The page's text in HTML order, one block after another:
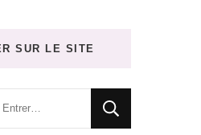
SUR LE SITE